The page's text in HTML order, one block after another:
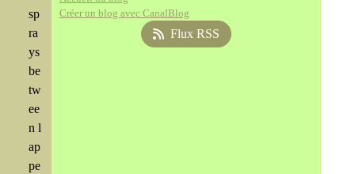
sp
ra
ys
be
tw
ee
n l
ap
pe
Créer un blog avec CanalBlog
Flux RSS